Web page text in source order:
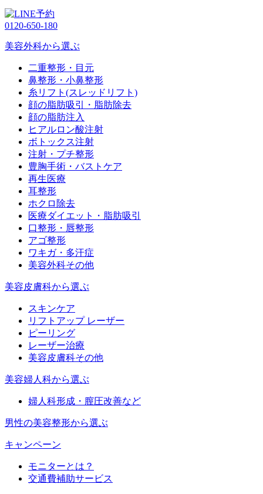
0120-650-180
美容外科から選ぶ
二重整形・目元
鼻整形・小鼻整形
糸リフト(スレッドリフト)
顔の脂肪吸引・脂肪除去
顔の脂肪注入
ヒアルロン酸注射
ボトックス注射
注射・プチ整形
豊胸手術・バストケア
再生医療
耳整形
ホクロ除去
医療ダイエット・脂肪吸引
口整形・唇整形
アゴ整形
ワキガ・多汗症
美容外科その他
美容皮膚科から選ぶ
スキンケア
リフトアップ レーザー
ピーリング
レーザー治療
美容皮膚科その他
美容婦人科から選ぶ
婦人科形成・膣圧改善など
男性の美容整形から選ぶ
キャンペーン
モニターとは？
交通費補助サービス